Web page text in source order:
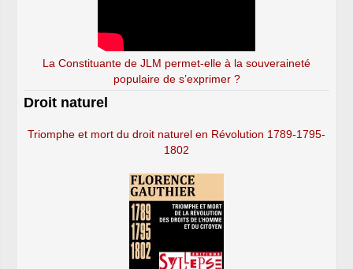
La Constituante de JLM permet-elle à la souveraineté
populaire de s’exprimer ?
Droit naturel
Triomphe et mort du droit naturel en Révolution 1789-1795-
1802